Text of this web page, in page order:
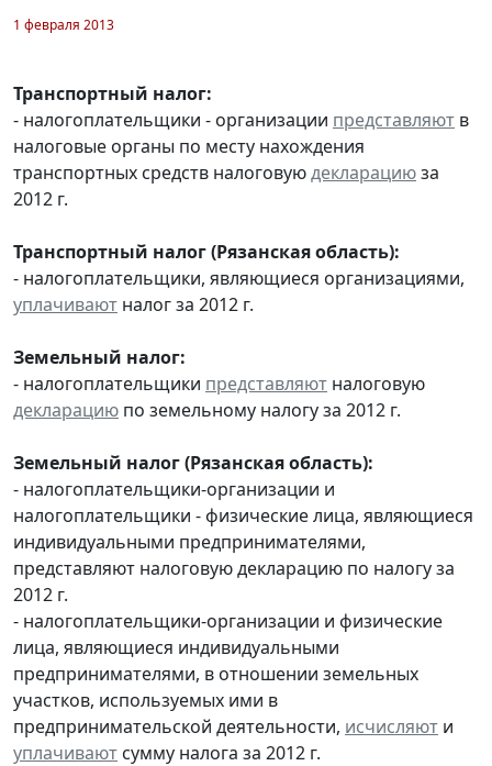
1 февраля 2013
Транспортный налог:
- налогоплательщики - организации представляют в
налоговые органы по месту нахождения
транспортных средств налоговуюдекларациюза
2012 г.
Транспортный налог (Рязанская область):
- налогоплательщики, являющиеся организациями,
уплачивают налог за 2012 г.
Земельный налог:
- налогоплательщики представляют налоговую
декларацию по земельному налогу за 2012 г.
Земельный налог (Рязанская область):
- налогоплательщики-организации и
налогоплательщики - физические лица, являющиеся
индивидуальными предпринимателями,
представляют налоговую декларацию по налогу за
2012 г.
- налогоплательщики-организации и физические
лица, являющиеся индивидуальными
предпринимателями, в отношении земельных
участков, используемых ими в
предпринимательской деятельности, исчисляют и
уплачивают сумму налога за 2012 г.